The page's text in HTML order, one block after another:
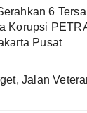
6
Korupsi
Pusat
Jalan